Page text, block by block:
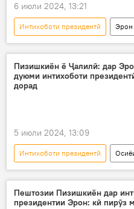
6 июли 2024, 13:21
Интихоботи президентӣ
Эрон
Раисҷумҳур
интихоб
Пизишкиён ё Ҷалилӣ: дар
дуюми интихоботи
дорад
5 июли 2024, 13:09
Интихоботи президентӣ
Эрон
Сиёсат
Пештозии Пизишкиён дар
президентии Эрон: кӣ пирӯз